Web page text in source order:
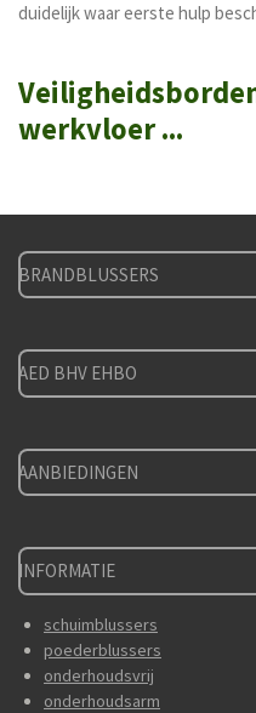
duidelijk waar eerste hulp
werkvloer ...
BRANDBLUSSERS
AED BHV EHBO
AANBIEDINGEN
INFORMATIE
schuimblussers
poederblussers
onderhoudsvrij
onderhoudsarm